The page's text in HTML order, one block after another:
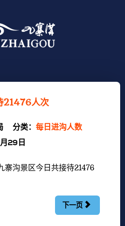
21476人次
分类： 每日进沟人数
29日
寨沟景区今日共接待21476
下一页